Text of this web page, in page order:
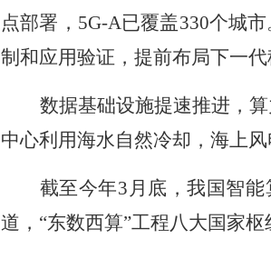
点部署，5G‑A已覆盖330个城
制和应用验证，提前布局下一
数据基础设施提速推进，
中心利用海水自然冷却，海上
截至今年3月底，我国智
道，“东数西算”工程八大国家